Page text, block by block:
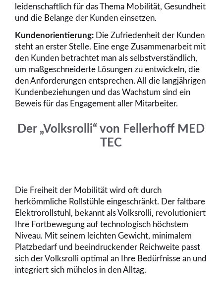
leidenschaftlich für das Thema Mobilität, Gesundheit
und die Belange der Kunden einsetzen.
Kundenorientierung: Die Zufriedenheit der Kunden
steht an erster Stelle. Eine enge Zusammenarbeit mit
den Kunden betrachtet man als selbstverständlich,
um maßgeschneiderte Lösungen zu entwickeln, die
den Anforderungen entsprechen. All die langjährigen
Kundenbeziehungen und das Wachstum sind ein
Beweis für das Engagement aller Mitarbeiter.
Der „Volksrolli“ von Fellerhoff MED
TEC
Die Freiheit der Mobilität wird oft durch
herkömmliche Rollstühle eingeschränkt. Der faltbare
Elektrorollstuhl, bekannt als Volksrolli, revolutioniert
Ihre Fortbewegung auf technologisch höchstem
Niveau. Mit seinem leichten Gewicht, minimalem
Platzbedarf und beeindruckender Reichweite passt
sich der Volksrolli optimal an Ihre Bedürfnisse an und
integriert sich mühelos in den Alltag.